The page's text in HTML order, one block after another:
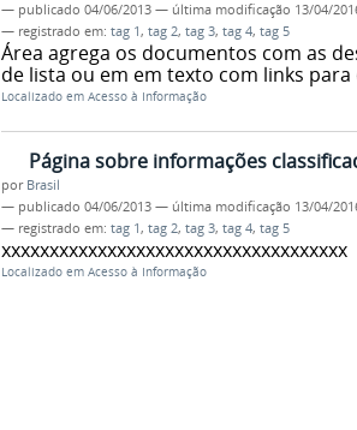
— publicado 04/06/2013 — última modificação 13/04/
— registrado em: tag 1, tag 2, tag 3, tag 4, tag 5
Área agrega os documentos com as
de lista ou em em texto com links
Localizado em Acesso à Informação
Página sobre informações
por Brasil
— publicado 04/06/2013 — última modificação 13/04/
— registrado em: tag 1, tag 2, tag 3, tag 4, tag 5
xxxxxxxxxxxxxxxxxxxxxxxxxxxxxxxxxxxx
Localizado em Acesso à Informação